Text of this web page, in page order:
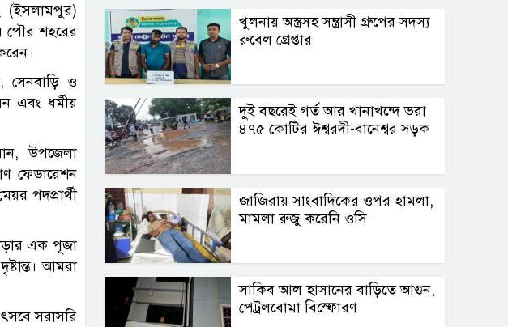
(ইসলামপুর)
পৌর শহরের
সেনবাড়ি ও
এবং ধর্মীয়
উপজেলা
ফেডারেশন
পদপ্রার্থী
এক পূজা
আমরা
সরাসরি
খুলনায় অস্ত্রসহ সন্ত্রাসী গ্রুপের সদস্য
রুবেল গ্রেপ্তার
দুই বছরেই গর্ত আর খানাখন্দে ভরা
৪৭৫ কোটির ঈশ্বরদী-বানেশ্বর সড়ক
জাজিরায় সাংবাদিকের ওপর হামলা,
মামলা রুজু করেনি ওসি
সাকিব আল হাসানের বাড়িতে আগুন,
পেট্রলবোমা বিস্ফোরণ